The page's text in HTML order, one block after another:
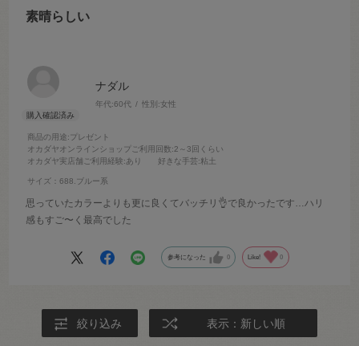
ナダル
年代:60代 性別:女性
商品の用途:プレゼント
オカダヤオンラインショップご利用回数:2～3回くらい
オカダヤ実店舗ご利用経験:あり 好きな手芸:粘土
サイズ：688.ブルー系
素晴らしい
思っていたカラーよりも更に良くてバッチリ👌で良かったです…ハリ
感もすご〜く最高でした
参考になった 0 Like! 0
絞り込み 表示：新しい順